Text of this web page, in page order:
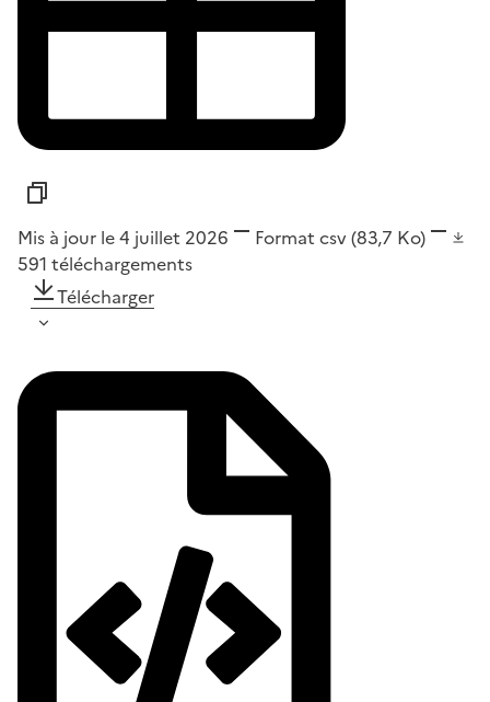
Mis à jour le 4 juillet 2026 Format csv(83,7 Ko)
591 téléchargements
Télécharger